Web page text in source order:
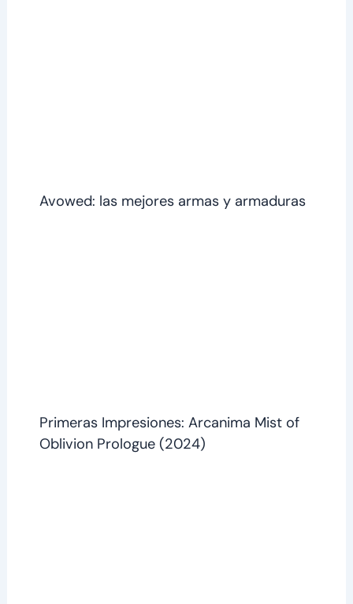
Avowed: las mejores armas y armaduras
Primeras Impresiones: Arcanima Mist of
Oblivion Prologue (2024)